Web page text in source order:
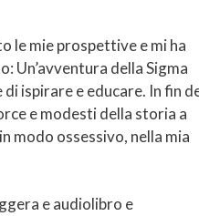
le mie prospettive e mi ha
Un’avventura della Sigma
ispirare e educare. In fin
e modesti della storia a
modo ossessivo, nella mia
e audiolibro e